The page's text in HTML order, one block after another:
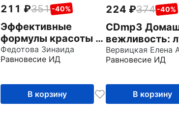
211 351 -40%
Эффективные
формулы красоты и
здоровья (CDmp3)
Федотова Зинаида
Равновесие ИД
В корзину
224 374 -40%
CDmp3
вежливость:
советы по
Равновесие ИД
В корзину